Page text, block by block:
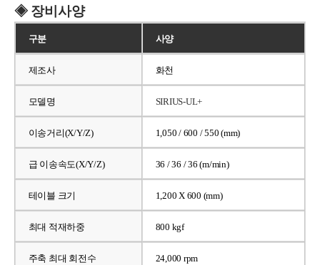
◈ 장비사양
구분 사양
제조사 화천
모델명 SIRIUS-UL+
이송거리(X/Y/Z) 1,050 / 600 / 550 (mm)
급 이송속도(X/Y/Z) 36 / 36 / 36 (m/min)
테이블 크기 1,200 X 600 (mm)
최대 적재하중 800 kgf
주축 최대 회전수 24,000 rpm